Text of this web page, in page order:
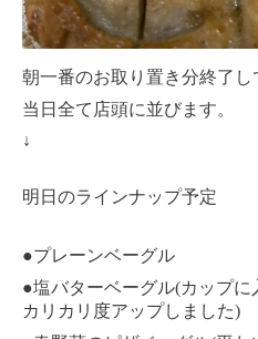
朝一番のお取り置き分終了し
当日全て店頭に並びます。
↓
明日のラインナップ予定
●プレーンベーグル
●塩バターベーグル(カップに
カリカリ度アップしました)